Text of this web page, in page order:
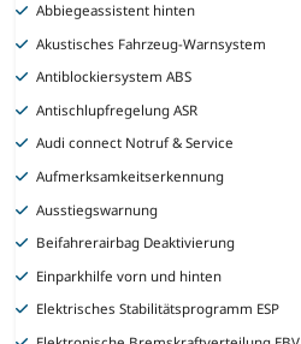
Abbiegeassistent hinten
Akustisches Fahrzeug-Warnsystem
Antiblockiersystem ABS
Antischlupfregelung ASR
Audi connect Notruf & Service
Aufmerksamkeitserkennung
Ausstiegswarnung
Beifahrerairbag Deaktivierung
Einparkhilfe vorn und hinten
Elektrisches Stabilitätsprogramm ESP